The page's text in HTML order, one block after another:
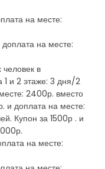
на месте:
на месте:
в
1 и 2 этаже: 3 дня/2
2400р. вместо
и доплата на месте:
Купон за 1500р . и
на месте: